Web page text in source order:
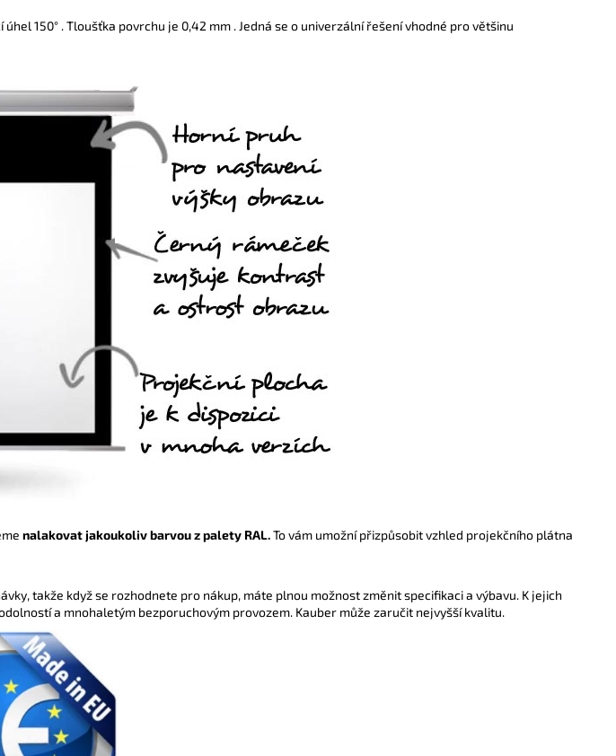
150° . Tloušťka povrchu je 0,42 mm . Jedná se o univerzální řešení vhodné pro většinu
nalakovat jakoukoliv barvou z palety RAL.To vám umožní přizpůsobit vzhled projekčního plátna
takže když se rozhodnete pro nákup, máte plnou možnost změnit specifikaci a výbavu. K jejich
a mnohaletým bezporuchovým provozem. Kauber může zaručit nejvyšší kvalitu.